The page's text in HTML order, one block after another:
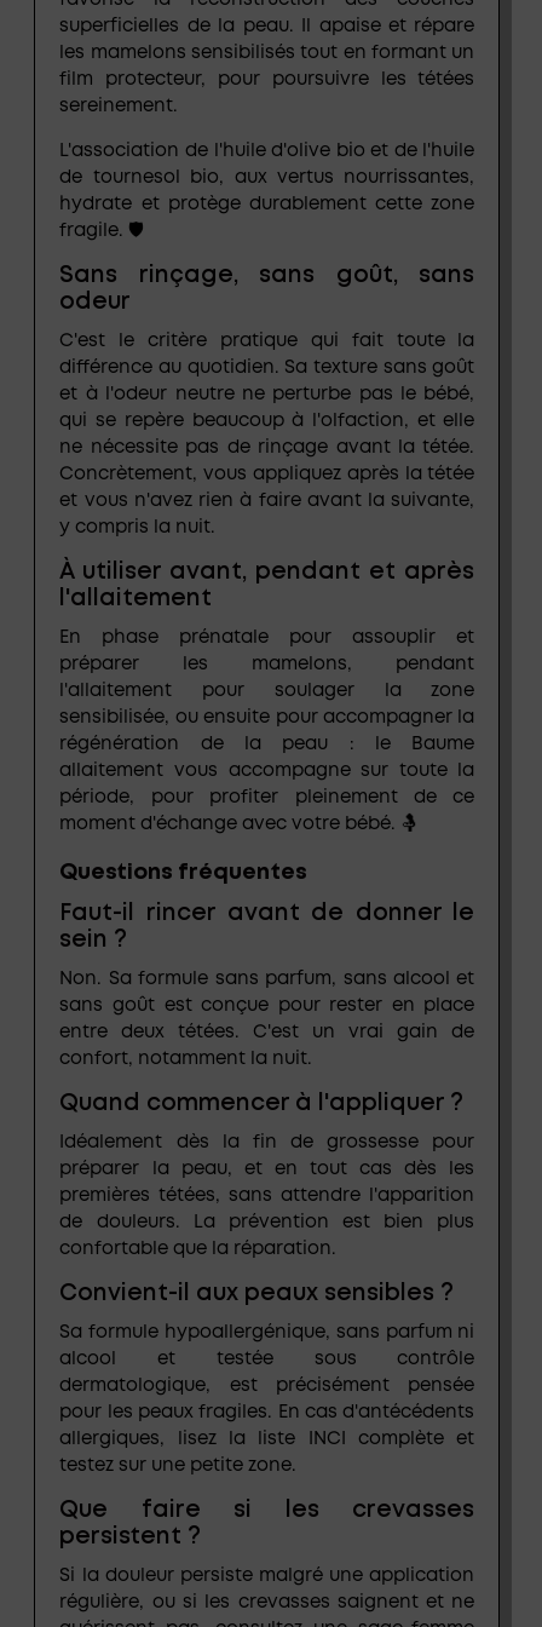
superficielles de la peau. Il apaise et répare
les mamelons sensibilisés tout en formant un
film protecteur, pour poursuivre les tétées
sereinement.
L'association de l' huile d'olive bio et de l' huile
de tournesol bio, aux vertus nourrissantes,
hydrate et protège durablement cette zone
fragile. 🛡
Sans rinçage, sans goût, sans
odeur
C'est le critère pratique qui fait toute la
différence au quotidien. Sa texture sans goût
et à l'odeur neutre ne perturbe pas le bébé,
qui se repère beaucoup à l'olfaction, etelle
ne nécessite pas de rinçage avant la tétée.
Concrètement, vous appliquez après la tétée
et vous n'avez rien à faire avant la suivante,
y compris la nuit.
À utiliser avant, pendant et après
l'allaitement
En phase prénatale pour assouplir et
préparer les mamelons, pendant
l'allaitement pour soulager la zone
sensibilisée, ou ensuite pour accompagner la
régénération de la peau : le Baume
allaitement vous accompagne sur toute la
période, pour profiter pleinement de ce
moment d'échange avec votre bébé. 🤱
Questions fréquentes
Faut-il rincer avant de donner le
sein ?
Non. Sa formule sans parfum, sans alcool et
sans goût est conçue pour rester en place
entre deux tétées. C'est un vrai gain de
confort, notamment la nuit.
Quand commencer à l'appliquer ?
Idéalement dès la fin de grossesse pour
préparer la peau, et en tout cas dès les
premières tétées, sans attendre l'apparition
de douleurs. La prévention est bien plus
confortable que la réparation.
Convient-il aux peaux sensibles ?
Sa formule hypoallergénique, sans parfum ni
alcool et testée sous contrôle
dermatologique, est précisément pensée
pour les peaux fragiles. En cas d'antécédents
allergiques, lisez la liste INCI complète et
testez sur une petite zone.
Que faire si les crevasses
persistent ?
Si la douleur persiste malgré une application
régulière, ou si les crevasses saignent et ne